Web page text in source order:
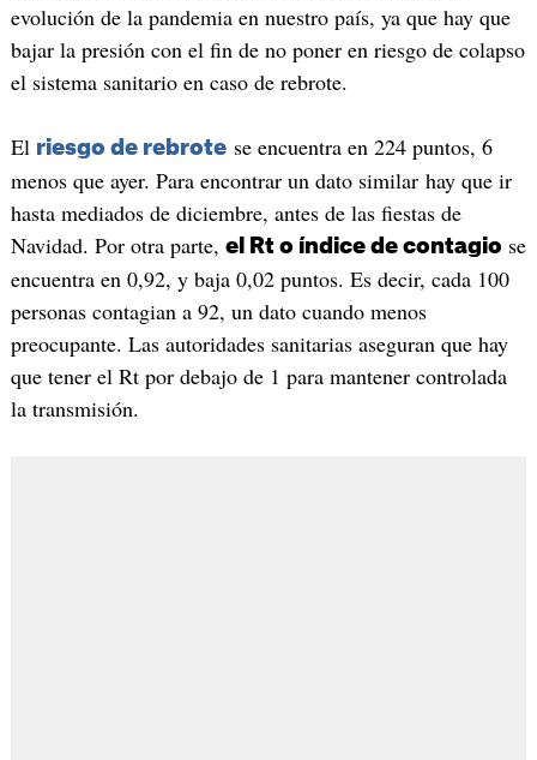
evolución de la pandemia en nuestro país, ya que hay que
bajar la presión con el fin de no poner en riesgo de colapso
el sistema sanitario en caso de rebrote.
El riesgo de rebrotese encuentra en 224 puntos, 6
menos que ayer. Para encontrar un dato similar hay que ir
hasta mediados de diciembre, antes de las fiestas de
Navidad. Por otra parte, el Rt o índice de contagio se
encuentra en 0,92, y baja 0,02 puntos. Es decir, cada 100
personas contagian a 92, un dato cuando menos
preocupante. Las autoridades sanitarias aseguran que hay
que tener el Rt por debajo de 1 para mantener controlada
la transmisión.